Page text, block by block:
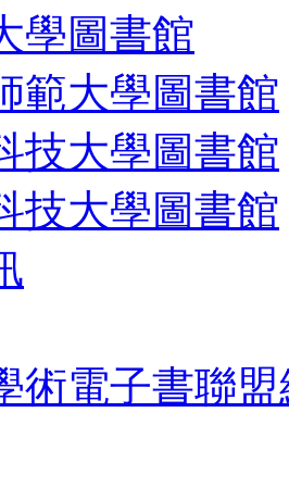
學圖書館
範大學圖書館
技大學圖書館
技大學圖書館
術電子書聯